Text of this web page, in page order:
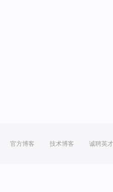
官方博客 技术博客 诚聘英才